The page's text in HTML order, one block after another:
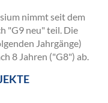
nimmt seit dem
"G9 neu" teil. Die
Jahrgänge)
8 Jahren ("G8") ab.